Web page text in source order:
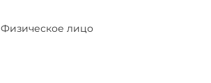
Физическое лицо